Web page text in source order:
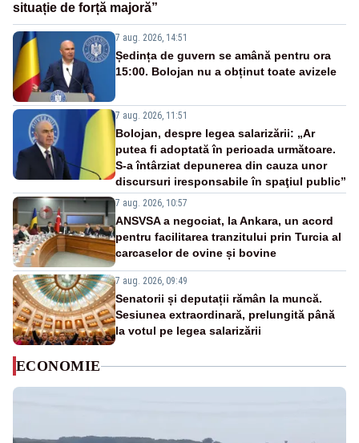
situație de forță majoră”
7 aug. 2026, 14:51
Ședința de guvern se amână pentru ora
15:00. Bolojan nu a obținut toate avizele
7 aug. 2026, 11:51
Bolojan, despre legea salarizării: „Ar
putea fi adoptată în perioada următoare.
S-a întârziat depunerea din cauza unor
discursuri iresponsabile în spaţiul public”
7 aug. 2026, 10:57
ANSVSA a negociat, la Ankara, un acord
pentru facilitarea tranzitului prin Turcia al
carcaselor de ovine și bovine
7 aug. 2026, 09:49
Senatorii și deputații rămân la muncă.
Sesiunea extraordinară, prelungită până
la votul pe legea salarizării
ECONOMIE